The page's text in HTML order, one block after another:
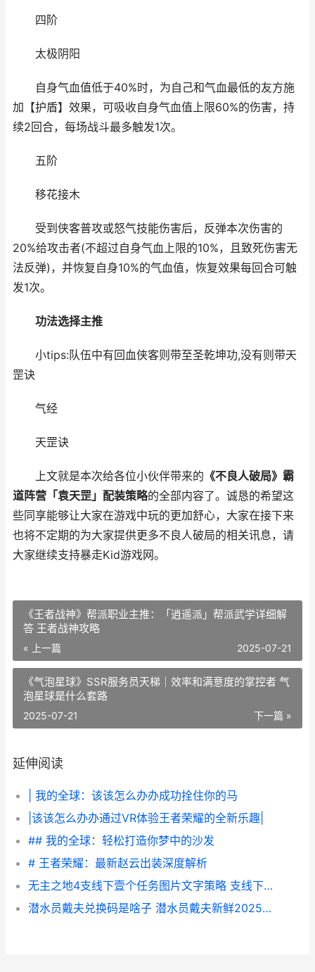
四阶
太极阴阳
自身气血值低于40%时，为自己和气血最低的友方施
加【护盾】效果，可吸收自身气血值上限60%的伤害，持
续2回合，每场战斗最多触发1次。
五阶
移花接木
受到侠客普攻或怒气技能伤害后，反弹本次伤害的
20%给攻击者(不超过自身气血上限的10%，且致死伤害无
法反弹)，并恢复自身10%的气血值，恢复效果每回合可触
发1次。
功法选择主推
小tips:队伍中有回血侠客则带至圣乾坤功,没有则带天
罡诀
气经
天罡诀
上文就是本次给各位小伙伴带来的 《不良人破局》霸
道阵营「袁天罡」配装策略的全部内容了。诚恳的希望这
些同享能够让大家在游戏中玩的更加舒心，大家在接下来
也将不定期的为大家提供更多不良人破局的相关讯息，请
大家继续支持暴走Kid游戏网。
《王者战神》帮派职业主推：「逍遥派」帮派武学详细解
答 王者战神攻略
« 上一篇 2025-07-21
《气泡星球》SSR服务员天梯｜效率和满意度的掌控者 气
泡星球是什么套路
下一篇 »
2025-07-21
延伸阅读
| 我的全球：该该怎么办办成功拴住你的马
|该该怎么办办通过VR体验王者荣耀的全新乐趣|
## 我的全球：轻松打造你梦中的沙发
# 王者荣耀：最新赵云出装深度解析
无主之地4支线下壹个任务图片文字策略 支线下壹个任务如何做 无主之地4支线任务
潜水员戴夫兑换码是啥子 潜水员戴夫新鲜2025兑换码同享 潜水员戴夫兑换吗